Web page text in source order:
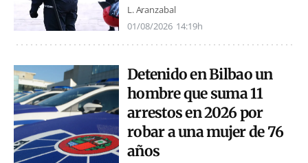
L. Aranzabal
01/08/2026 14:19h
Detenido en Bilbao un
hombre que suma 11
arrestos en 2026 por
robar a una mujer de 76
años